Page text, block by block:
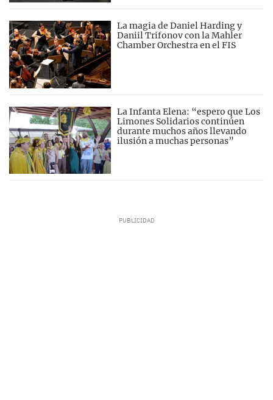
La magia de Daniel Harding y
Daniil Trifonov con la Mahler
Chamber Orchestra en el FIS
La Infanta Elena: “espero que Los
Limones Solidarios continúen
durante muchos años llevando
ilusión a muchas personas”